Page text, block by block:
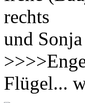
rechts
und
Flügel...